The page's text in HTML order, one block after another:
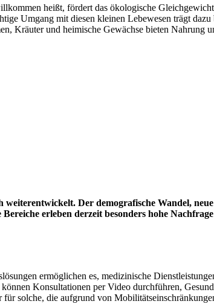
heißt, fördert das ökologische
Umgang mit diesen kleinen Lebewesen trägt
Kräuter und heimische Gewächse bieten Nahrung
Der demografische Wandel,
erleben derzeit besonders hohe
ermöglichen es, medizinische
Konsultationen per Video durchführen,
solche, die aufgrund von